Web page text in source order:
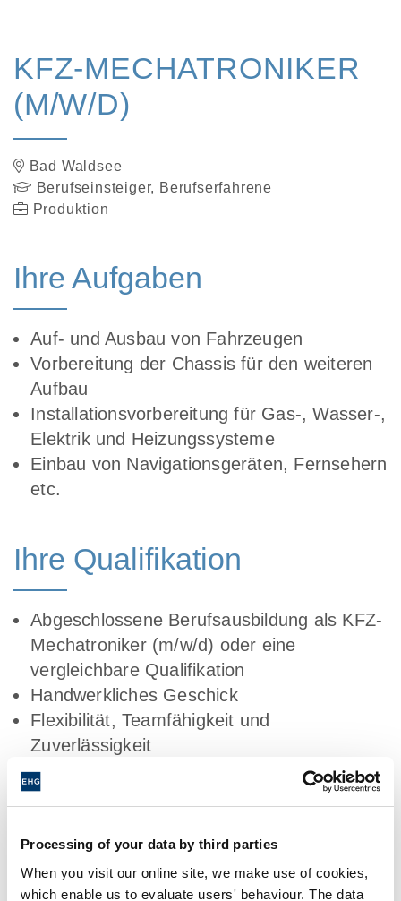
Processing of your data by third parties
When you visit our online site, we make use of cookies,
which enable us to evaluate users' behaviour. The data
KFZ-MECHATRONIKER
(M/W/D)
Bad Waldsee
Berufseinsteiger, Berufserfahrene
Produktion
Ihre Aufgaben
Auf- und Ausbau von Fahrzeugen
Vorbereitung der Chassis für den weiteren
Aufbau
Installationsvorbereitung für Gas-, Wasser-,
Elektrik und Heizungssysteme
Einbau von Navigationsgeräten, Fernsehern
etc.
Ihre Qualifikation
Abgeschlossene Berufsausbildung als KFZ-
Mechatroniker (m/w/d) oder eine
vergleichbare Qualifikation
Handwerkliches Geschick
Flexibilität, Teamfähigkeit und
Zuverlässigkeit
Benefits für ein
Arbeitsleben, das Spaß
macht